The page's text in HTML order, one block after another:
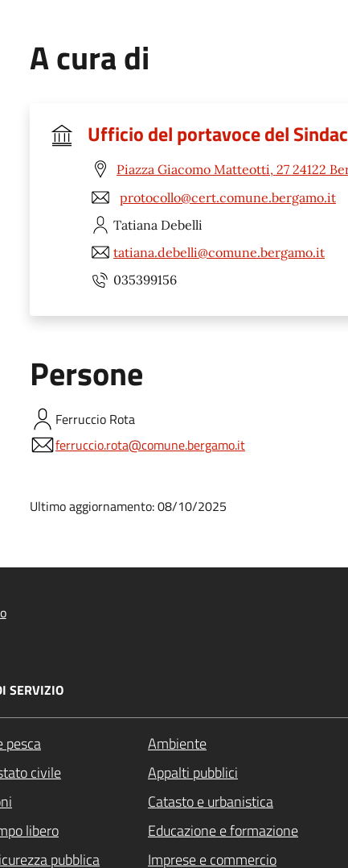
A cura di
Ufficio del portavoce del
Piazza Giacomo Matteotti, 27 24122
protocollo@cert.comune.bergamo.it
Tatiana Debelli
tatiana.debelli@comune.bergamo.it
035399156
Persone
Ferruccio Rota
ferruccio.rota@comune.bergamo.it
Ultimo aggiornamento: 08/10/2025
SERVIZIO
pesca
Ambiente
civile
Appalti pubblici
Catasto e urbanistica
libero
Educazione e formazione
pubblica
Imprese e commercio